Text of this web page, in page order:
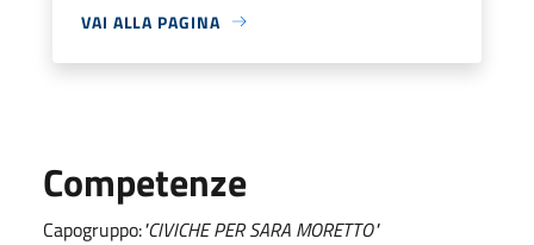
VAI ALLA PAGINA
Competenze
Capogruppo:"CIVICHE PER SARA MORETTO"